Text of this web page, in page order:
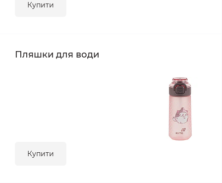
Купити
Пляшки для води
Купити